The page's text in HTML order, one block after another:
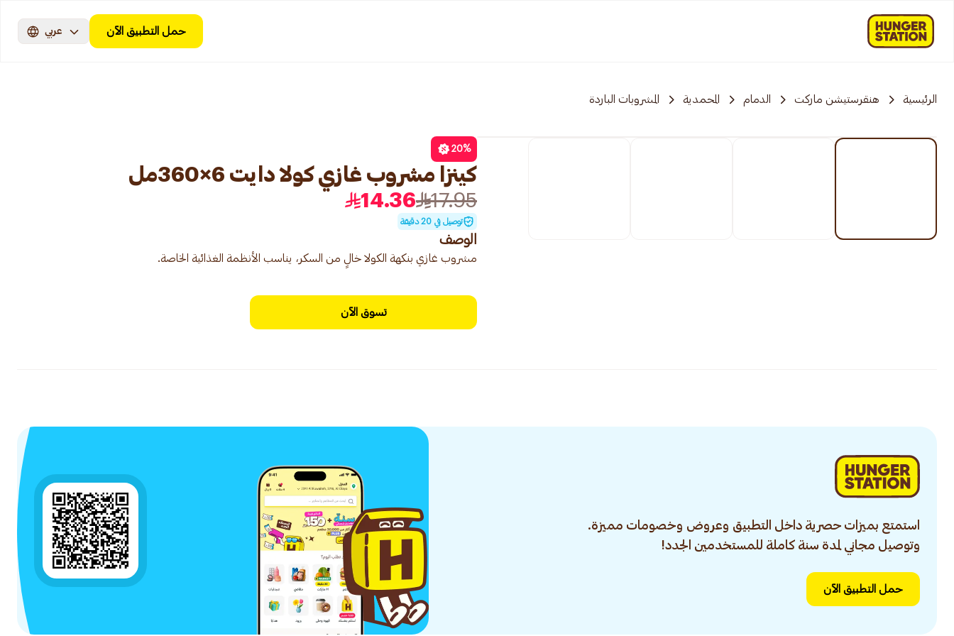
حمل التطبيق الآن عربي
الرئيسية هنقرستيشن ماركت الدمام المحمدية المشروبات الباردة
20%
كينزا مشروب غازي كولا دايت 6×360مل
17.95
14.36
توصيل في 20 دقيقة
الوصف
مشروب غازي بنكهة الكولا خالٍ من السكر، يناسب الأنظمة الغذائية الخاصة.
تسوق الآن
استمتع بميزات حصرية داخل التطبيق وعروض وخصومات مميزة.
وتوصيل مجاني لمدة سنة كاملة للمستخدمين الجدد!
حمل التطبيق الآن